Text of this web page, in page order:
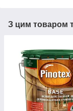
З цим товаром